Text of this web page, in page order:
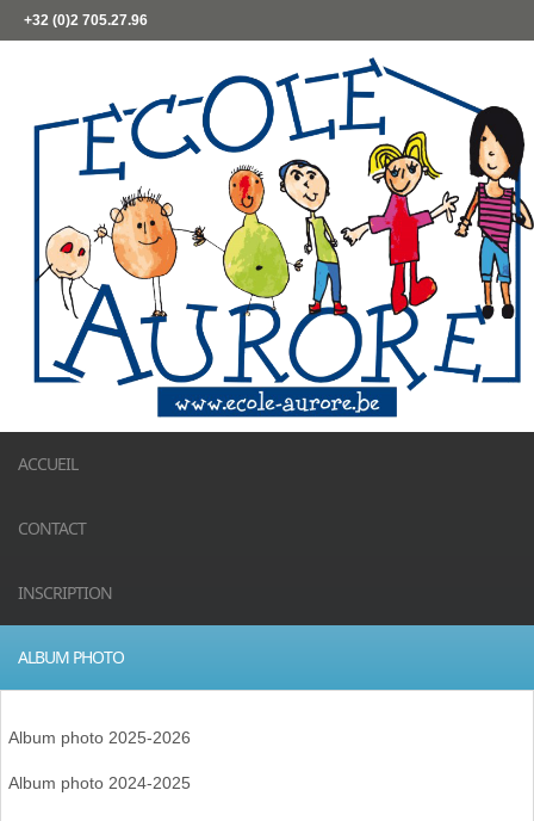
+32 (0)2 705.27.96
ACCUEIL
CONTACT
INSCRIPTION
ALBUM PHOTO
Album photo 2025-2026
Album photo 2024-2025